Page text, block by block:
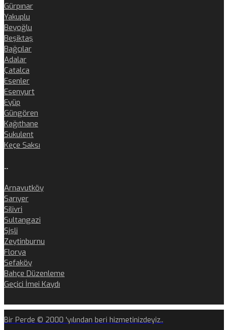
Gürpınar
Yakuplu
Beyoğlu
Beşiktaş
Bağcılar
Adalar
Çatalca
Esenler
Esenyurt
Eyüp
Güngören
Kağıthane
Sukulent
Keçe Saksı
..
Arnavutköy
Sarıyer
Silivri
Sultangazi
Şişli
Zeytinburnu
Florya
Sefaköy
Bahçe Düzenleme
Geçici İmei Kaydı
Bir Perde © 2000 'yılından beri hizmetinizdeyiz..